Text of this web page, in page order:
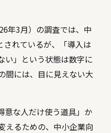
年3月）の調査では、中
れているが、「導入は
い」という状態は数字に
間には、目に見えない大
意な人だけ使う道具」か
えるための、中小企業向